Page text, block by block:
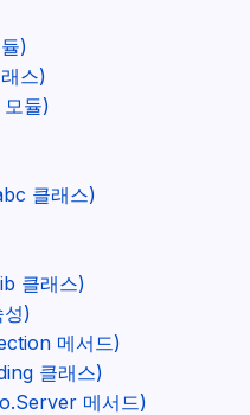
)
스)
듈)
클래스)
클래스)
)
메서드)
클래스)
메서드)